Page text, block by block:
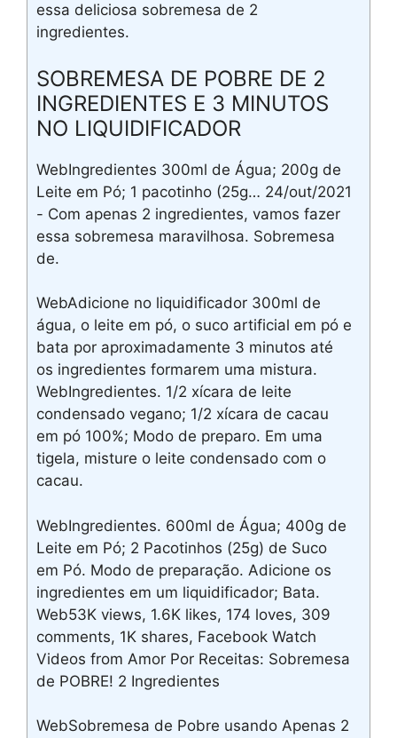
essa deliciosa sobremesa de 2
ingredientes.
SOBREMESA DE POBRE DE 2
INGREDIENTES E 3 MINUTOS
NO LIQUIDIFICADOR
WebIngredientes 300ml de Água; 200g de
Leite em Pó; 1 pacotinho (25g… 24/out/2021
- Com apenas 2 ingredientes, vamos fazer
essa sobremesa maravilhosa. Sobremesa
de.
WebAdicione no liquidificador 300ml de
água, o leite em pó, o suco artificial em pó e
bata por aproximadamente 3 minutos até
os ingredientes formarem uma mistura.
WebIngredientes. 1/2 xícara de leite
condensado vegano; 1/2 xícara de cacau
em pó 100%; Modo de preparo. Em uma
tigela, misture o leite condensado com o
cacau.
WebIngredientes. 600ml de Água; 400g de
Leite em Pó; 2 Pacotinhos (25g) de Suco
em Pó. Modo de preparação. Adicione os
ingredientes em um liquidificador; Bata.
Web53K views, 1.6K likes, 174 loves, 309
comments, 1K shares, Facebook Watch
Videos from Amor Por Receitas: Sobremesa
de POBRE! 2 Ingredientes
WebSobremesa de Pobre usando Apenas 2